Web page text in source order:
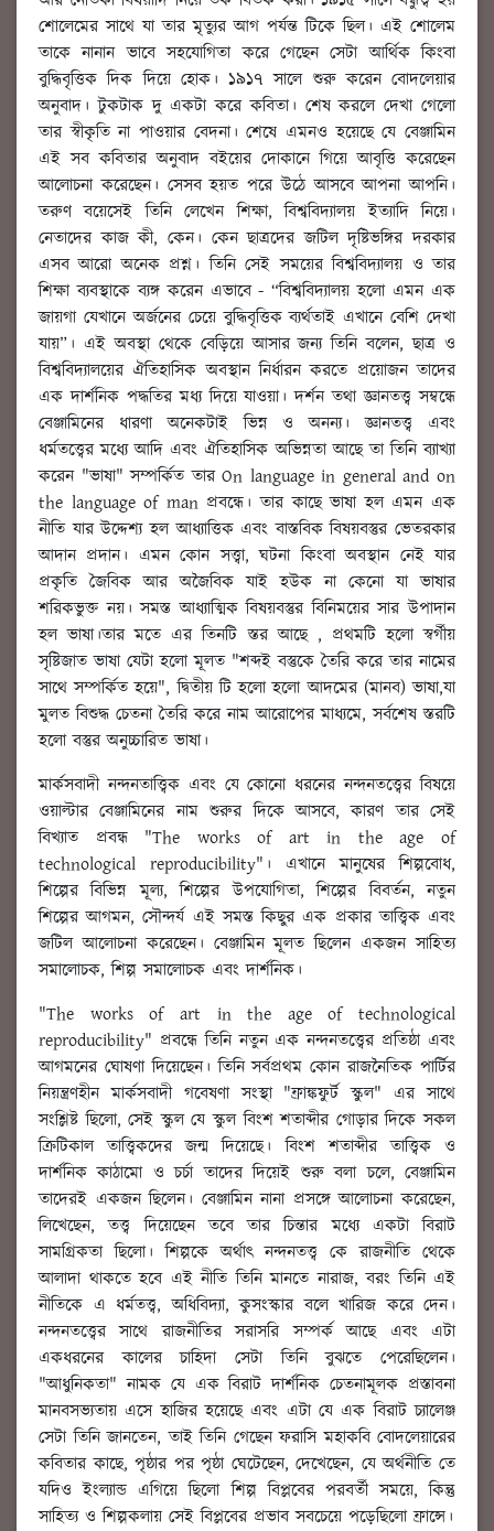
শোলেমের সাথে যা তার মৃত্যুর আগ পর্যন্ত টিকে ছিল। এই শোলেম
তাকে নানান ভাবে সহযোগিতা করে গেছেন সেটা আর্থিক কিংবা
বুদ্ধিবৃত্তিক দিক দিয়ে হোক। ১৯১৭ সালে শুরু করেন বোদলেয়ার
অনুবাদ। টুকটাক দু একটা করে কবিতা। শেষ করলে দেখা গেলো
তার স্বীকৃতি না পাওয়ার বেদনা। শেষে এমনও হয়েছে যে বেঞ্জামিন
এই সব কবিতার অনুবাদ বইয়ের দোকানে গিয়ে আবৃত্তি করেছেন
আলোচনা করেছেন। সেসব হয়ত পরে উঠে আসবে আপনা আপনি।
তরুণ বয়েসেই তিনি লেখেন শিক্ষা, বিশ্ববিদ্যালয় ইত্যাদি নিয়ে।
নেতাদের কাজ কী, কেন। কেন ছাত্রদের জটিল দৃষ্টিভঙ্গির দরকার
এসব আরো অনেক প্রশ্ন। তিনি সেই সময়ের বিশ্ববিদ্যালয় ও তার
শিক্ষা ব্যবস্থাকে ব্যঙ্গ করেন এভাবে - “বিশ্ববিদ্যালয় হলো এমন এক
জায়গা যেখানে অর্জনের চেয়ে বুদ্ধিবৃত্তিক ব্যর্থতাই এখানে বেশি দেখা
যায়”। এই অবস্থা থেকে বেড়িয়ে আসার জন্য তিনি বলেন, ছাত্র ও
বিশ্ববিদ্যালয়ের ঐতিহাসিক অবস্থান নির্ধারন করতে প্রয়োজন তাদের
এক দার্শনিক পদ্ধতির মধ্য দিয়ে যাওয়া। দর্শন তথা জ্ঞানতত্ত্ব সম্বন্ধে
বেঞ্জামিনের ধারণা অনেকটাই ভিন্ন ও অনন্য। জ্ঞানতত্ত্ব এবং
ধর্মতত্ত্বের মধ্যে আদি এবং ঐতিহাসিক অভিন্নতা আছে তা তিনি ব্যাখ্যা
করেন "ভাষা" সম্পর্কিত তার On language in general and on
the language of man প্রবন্ধে। তার কাছে ভাষা হল এমন এক
নীতি যার উদ্দেশ্য হল আধ্যাত্তিক এবং বাস্তবিক বিষয়বস্তুর ভেতরকার
আদান প্রদান। এমন কোন সত্ত্বা, ঘটনা কিংবা অবস্থান নেই যার
প্রকৃতি জৈবিক আর অজৈবিক যাই হউক না কেনো যা ভাষার
শরিকভুক্ত নয়। সমস্ত আধ্যাত্মিক বিষয়বস্তুর বিনিময়ের সার উপাদান
হল ভাষা।তার মতে এর তিনটি স্তর আছে , প্রথমটি হলো স্বর্গীয়
সৃষ্টিজাত ভাষা যেটা হলো মূলত "শব্দই বস্তুকে তৈরি করে তার নামের
সাথে সম্পর্কিত হয়ে", দ্বিতীয় টি হলো হলো আদমের (মানব) ভাষা,যা
মুলত বিশুদ্ধ চেতনা তৈরি করে নাম আরোপের মাধ্যমে, সর্বশেষ স্তরটি
হলো বস্তুর অনুচ্চারিত ভাষা।
মার্কসবাদী নন্দনতাত্ত্বিক এবং যে কোনো ধরনের নন্দনতত্ত্বের বিষয়ে
ওয়াল্টার বেঞ্জামিনের নাম শুরুর দিকে আসবে, কারণ তার সেই
বিখ্যাত প্রবন্ধ "The works of art in the age of
technological reproducibility"। এখানে মানুষের শিল্পবোধ,
শিল্পের বিভিন্ন মূল্য, শিল্পের উপযোগিতা, শিল্পের বিবর্তন, নতুন
শিল্পের আগমন, সৌন্দর্য এই সমস্ত কিছুর এক প্রকার তাত্ত্বিক এবং
জটিল আলোচনা করেছেন। বেঞ্জামিন মূলত ছিলেন একজন সাহিত্য
সমালোচক, শিল্প সমালোচক এবং দার্শনিক।
"The works of art in the age of technological
reproducibility" প্রবন্ধে তিনি নতুন এক নন্দনতত্ত্বের প্রতিষ্ঠা এবং
আগমনের ঘোষণা দিয়েছেন। তিনি সর্বপ্রথম কোন রাজনৈতিক পার্টির
নিয়ন্ত্রণহীন মার্কসবাদী গবেষণা সংস্থা "ফ্রাঙ্কফুর্ট স্কুল" এর সাথে
সংশ্লিষ্ট ছিলো, সেই স্কুল যে স্কুল বিংশ শতাব্দীর গোড়ার দিকে সকল
ক্রিটিকাল তাত্ত্বিকদের জন্ম দিয়েছে। বিংশ শতাব্দীর তাত্ত্বিক ও
দার্শনিক কাঠামো ও চর্চা তাদের দিয়েই শুরু বলা চলে, বেঞ্জামিন
তাদেরই একজন ছিলেন। বেঞ্জামিন নানা প্রসঙ্গে আলোচনা করেছেন,
লিখেছেন, তত্ত্ব দিয়েছেন তবে তার চিন্তার মধ্যে একটা বিরাট
সামগ্রিকতা ছিলো। শিল্পকে অর্থাৎ নন্দনতত্ত্ব কে রাজনীতি থেকে
আলাদা থাকতে হবে এই নীতি তিনি মানতে নারাজ, বরং তিনি এই
নীতিকে এ ধর্মতত্ত্ব, অধিবিদ্যা, কুসংস্কার বলে খারিজ করে দেন।
নন্দনতত্ত্বের সাথে রাজনীতির সরাসরি সম্পর্ক আছে এবং এটা
একধরনের কালের চাহিদা সেটা তিনি বুঝতে পেরেছিলেন।
"আধুনিকতা" নামক যে এক বিরাট দার্শনিক চেতনামূলক প্রস্তাবনা
মানবসভ্যতায় এসে হাজির হয়েছে এবং এটা যে এক বিরাট চ্যালেঞ্জ
সেটা তিনি জানতেন, তাই তিনি গেছেন ফরাসি মহাকবি বোদলেয়ারের
কবিতার কাছে, পৃষ্ঠার পর পৃষ্ঠা ঘেটেছেন, দেখেছেন, যে অর্থনীতি তে
যদিও ইংল্যান্ড এগিয়ে ছিলো শিল্প বিপ্লবের পরবর্তী সময়ে, কিন্তু
সাহিত্য ও শিল্পকলায় সেই বিপ্লবের প্রভাব সবচেয়ে পড়েছিলো ফ্রান্সে।